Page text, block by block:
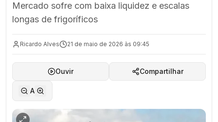
Mercado sofre com baixa liquidez e escalas
longas de frigoríficos
Ricardo Alves 21 de maio de 2026 às 09:45
Ouvir Compartilhar
A